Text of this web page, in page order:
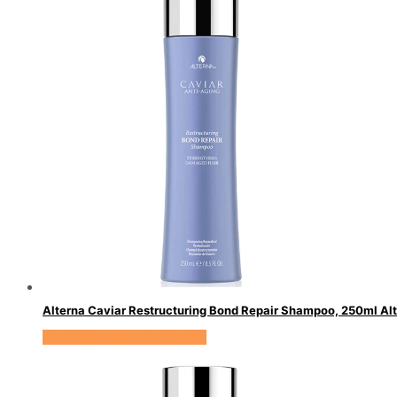
Alterna Caviar Restructuring Bond Repair Shampoo, 250ml